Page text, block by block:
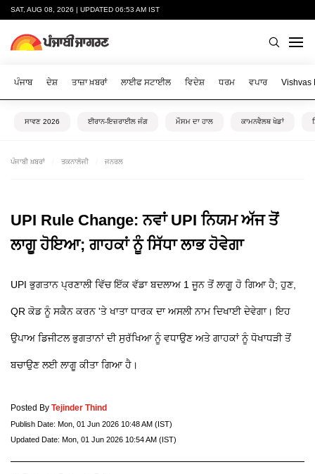
SAT, AUG 08, 2026 | UPDATED 06:53 AM IST
ਪੰਜਾਬ ਦੇਸ਼ ਤਾਜ਼ਾ ਖ਼ਬਰਾਂ ਲਾਈਫ ਸਟਾਈਲ ਵਿਦੇਸ਼ ਧਰਮ ਵਪਾਰ Vishvas
ਸਾਵਣ 2026 ਈਰਾਨ-ਇਜ਼ਰਾਈਲ ਜੰਗ ਮੌਸਮ ਦਾ ਹਾਲ ਕਾਮਨਵੈਲਥ ਖੇਡਾਂ
ਪੰਜਾਬੀ ਖ਼ਬਰਾਂ ਤਕਨਾਲੋਜੀ ਜਨਰਲ
UPI Rule Change: ਨਵਾਂ UPI ਨਿਯਮ ਅੱਜ ਤੋਂ
ਲਾਗੂ ਹੋਇਆ; ਗਾਹਕਾਂ ਨੂੰ ਸਿੱਧਾ ਲਾਭ ਹੋਵੇਗਾ
UPI ਭੁਗਤਾਨ ਪ੍ਰਣਾਲੀ ਵਿੱਚ ਇੱਕ ਵੱਡਾ ਬਦਲਾਅ 1 ਜੂਨ ਤੋਂ ਲਾਗੂ ਹੋ ਗਿਆ ਹੈ; ਹੁਣ,
QR ਕੋਡ ਨੂੰ ਸਕੈਨ ਕਰਨ 'ਤੇ ਖਾਤਾ ਧਾਰਕ ਦਾ ਅਸਲੀ ਨਾਮ ਦਿਖਾਈ ਦੇਵੇਗਾ। ਇਹ
ਉਪਾਅ ਡਿਜੀਟਲ ਭੁਗਤਾਨਾਂ ਦੀ ਸੁਰੱਖਿਆ ਨੂੰ ਵਧਾਉਣ ਅਤੇ ਗਾਹਕਾਂ ਨੂੰ ਧੋਖਾਧੜੀ ਤੋਂ
ਬਚਾਉਣ ਲਈ ਲਾਗੂ ਕੀਤਾ ਗਿਆ ਹੈ।
Posted By Tejinder Thind
Publish Date: Mon, 01 Jun 2026 10:48 AM (IST)
Updated Date: Mon, 01 Jun 2026 10:54 AM (IST)